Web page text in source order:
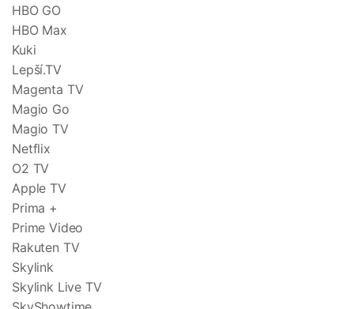
HBO GO
HBO Max
Kuki
Lepší.TV
Magenta TV
Magio Go
Magio TV
Netflix
O2 TV
Apple TV
Prima +
Prime Video
Rakuten TV
Skylink
Skylink Live TV